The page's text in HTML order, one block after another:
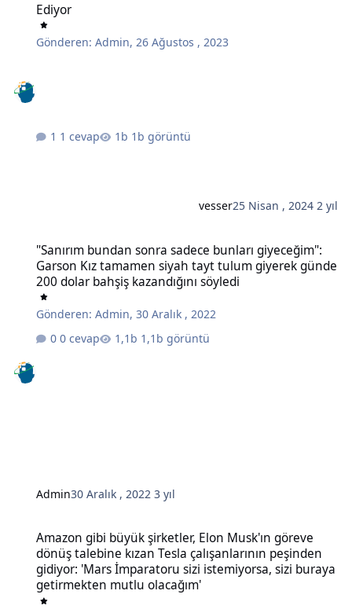
Ediyor
Gönderen:Admin, 26 Ağustos , 2023
1 cevap 1b görüntü
vesser25 Nisan , 2024 2 yıl
"Sanırım bundan sonra sadece bunları giyeceğim":
Garson Kız tamamen siyah tayt tulum giyerek günde
200 dolar bahşiş kazandığını söyledi
Gönderen:Admin,30 Aralık , 2022
0 cevap
1,1b görüntü
Admin30 Aralık , 20223 yıl
Amazon gibi büyük şirketler, Elon Musk'ın göreve
dönüş talebine kızan Tesla çalışanlarının peşinden
gidiyor: 'Mars İmparatoru sizi istemiyorsa, sizi buraya
getirmekten mutlu olacağım'